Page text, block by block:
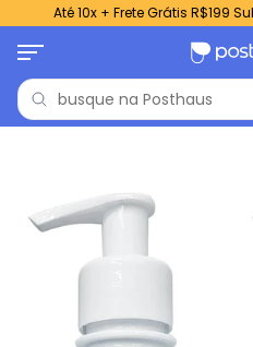
Até 10x + Frete Grátis R$199